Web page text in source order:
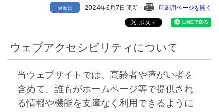
更新日 2024年6月7日 更新 印刷用ページを開く
ウェブアクセシビリティについて
当ウェブサイトでは、高齢者や障がい者を
含めて、誰もがホームページ等で提供され
る情報や機能を支障なく利用できるように